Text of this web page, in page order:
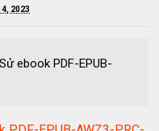
2023
ebook PDF-EPUB-